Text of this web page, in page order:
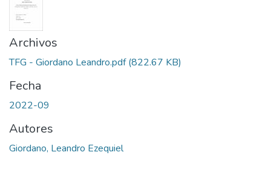
Archivos
TFG - Giordano Leandro.pdf(822.67 KB)
Fecha
2022-09
Autores
Giordano, Leandro Ezequiel